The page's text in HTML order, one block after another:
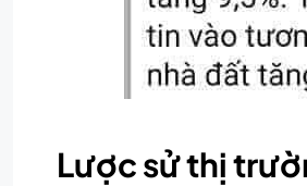
Lược sử thị